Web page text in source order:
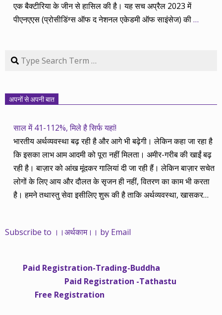
एक बैक्टीरिया के जीन से हासिल की है। यह सच अप्रैल 2023 में
पीएनएएस (प्रोसीडिंग्स ऑफ द नेशनल एकेडमी ऑफ साइंसेज) की…
Search
अपनों से अपनी बात
साल में 41-112%, मिले है सिर्फ यहां!
भारतीय अर्थव्यवस्था बढ़ रही है और आगे भी बढ़ेगी। लेकिन कहा जा रहा है
कि इसका लाभ आम आदमी को पूरा नहीं मिलता। अमीर-गरीब की खाईं बढ़
रही है। बाज़ार को आंख मूंदकर गालियां दी जा रही हैं। लेकिन बाज़ार सचेत
लोगों के लिए आय और दौलत के सृजन ही नहीं, वितरण का काम भी करता
है। हमने तथास्तु सेवा इसीलिए शुरू की है ताकि अर्थव्यवस्था, खासकर
महंगाई की दर 10 प्रतिशत से ऊपर रहती है। वे भागकर जाते हैं सोने और
साढ़े चार सालों से अर्थकाम से जुड़े हैं, वे हमारी ईमानदारी और सत्यनिष्ठा से
भलीभांति वाकिफ हैं। शुरू में हम भी कच्चे थे तो बाज़ार के उस्तादों के जाल
में फंस गए। गलतियां कीं। लेकिन जैसे ही समझ में आया, खटाक से उनसे
Subscribe to ।।अर्थकाम।। by Email
Paid Registration-Trading-Buddha
Paid Registration -Tathastu
Free Registration